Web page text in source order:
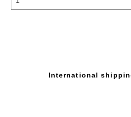
International